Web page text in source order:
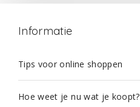
Informatie
Tips voor online shoppen
Hoe weet je nu wat je koopt?